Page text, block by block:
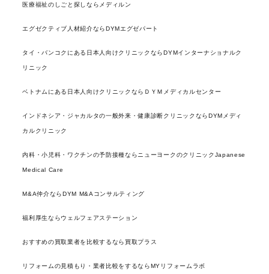
医療福祉のしごと探しならメディルン
エグゼクティブ人材紹介ならDYMエグゼパート
タイ・バンコクにある日本人向けクリニックならDYMインターナショナルク
リニック
ベトナムにある日本人向けクリニックならＤＹＭメディカルセンター
インドネシア・ジャカルタの一般外来・健康診断クリニックならDYMメディ
カルクリニック
内科・小児科・ワクチンの予防接種ならニューヨークのクリニックJapanese
Medical Care
M&A仲介ならDYM M&Aコンサルティング
福利厚生ならウェルフェアステーション
おすすめの買取業者を比較するなら買取プラス
リフォームの見積もり・業者比較をするならMYリフォームラボ